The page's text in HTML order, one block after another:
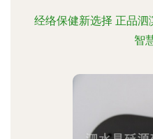
经络保健新选择 正品
智